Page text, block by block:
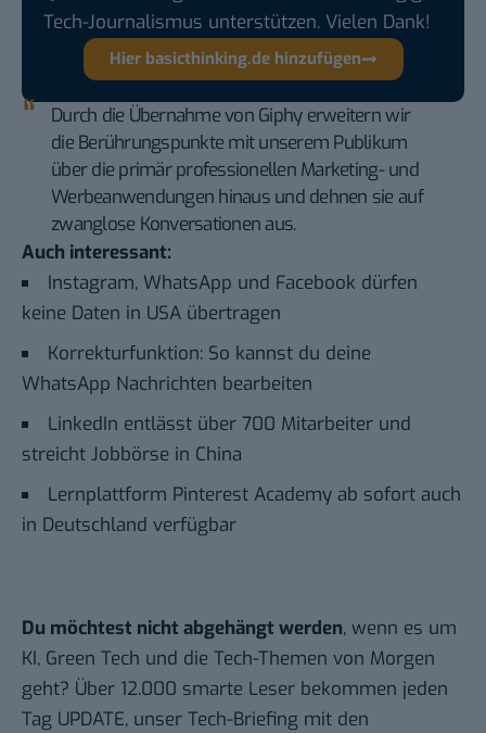
Tech-Journalismus unterstützen. Vielen Dank!
Hier basicthinking.de hinzufügen
Durch die Übernahme von Giphy erweitern wir
die Berührungspunkte mit unserem Publikum
über die primär professionellen Marketing- und
Werbeanwendungen hinaus und dehnen sie auf
zwanglose Konversationen aus.
Auch interessant:
Instagram, WhatsApp und Facebook dürfen
keine Daten in USA übertragen
Korrekturfunktion: So kannst du deine
WhatsApp Nachrichten bearbeiten
LinkedIn entlässt über 700 Mitarbeiter und
streicht Jobbörse in China
Lernplattform Pinterest Academy ab sofort auch
in Deutschland verfügbar
Du möchtest nicht abgehängt werden, wenn es um
KI, Green Tech und die Tech-Themen von Morgen
geht? Über 12.000 smarte Leser bekommen jeden
Tag UPDATE, unser Tech-Briefing mit den